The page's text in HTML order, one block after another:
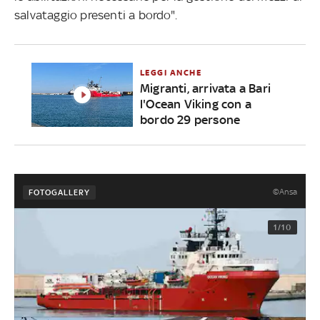
salvataggio presenti a bordo".
LEGGI ANCHE
Migranti, arrivata a Bari
l'Ocean Viking con a
bordo 29 persone
FOTOGALLERY ©Ansa
1/10